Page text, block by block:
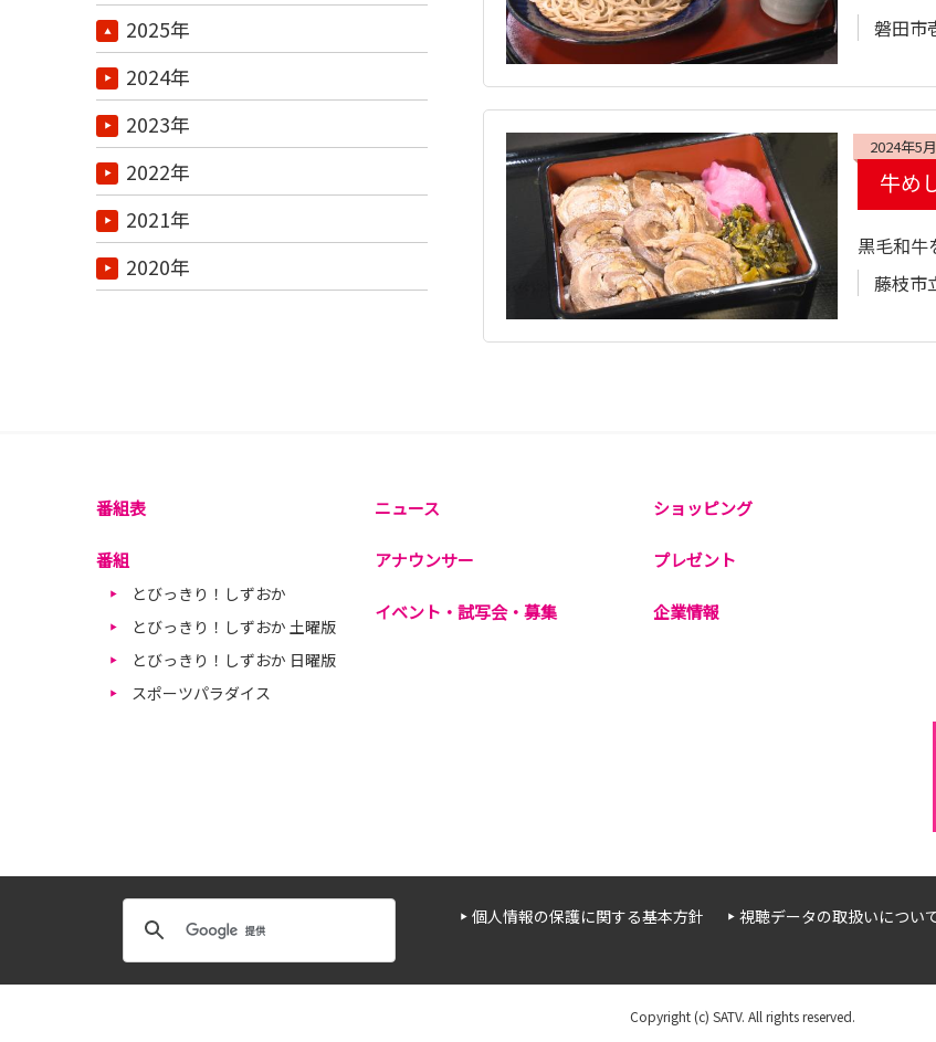
磐田市
2024年5
牛め
黒毛和牛
藤枝市
2025年
2024年
2023年
2022年
2021年
2020年
番組表
番組
とびっきり！しずおか
とびっきり！しずおか 土曜版
とびっきり！しずおか 日曜版
スポーツパラダイス
ニュース
アナウンサー
イベント・試写会・募集
ショッピング
プレゼント
企業情報
個人情報の保護に関する基本方針 視聴データの取扱いについ
Copyright (c) SATV. All rights reserved.